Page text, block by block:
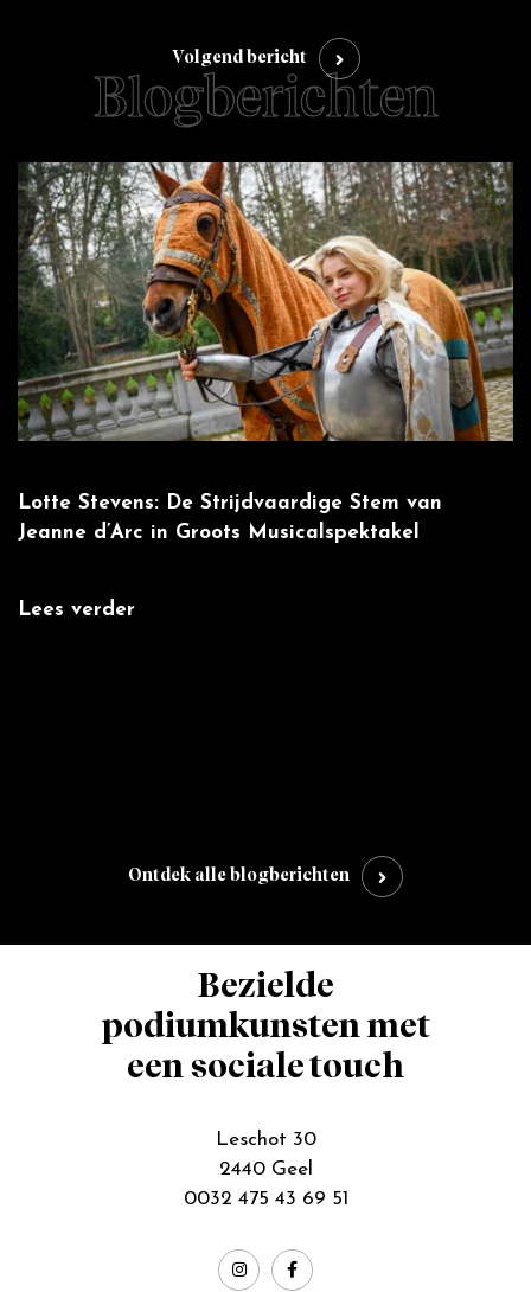
Blogberichten
Volgend bericht
Lotte Stevens: De Strijdvaardige Stem van
Jeanne d’Arc in Groots Musicalspektakel
Lees verder
Ontdek alle blogberichten
Bezielde
podiumkunsten met
een sociale touch
Leschot 30
2440 Geel
0032 475 43 69 51